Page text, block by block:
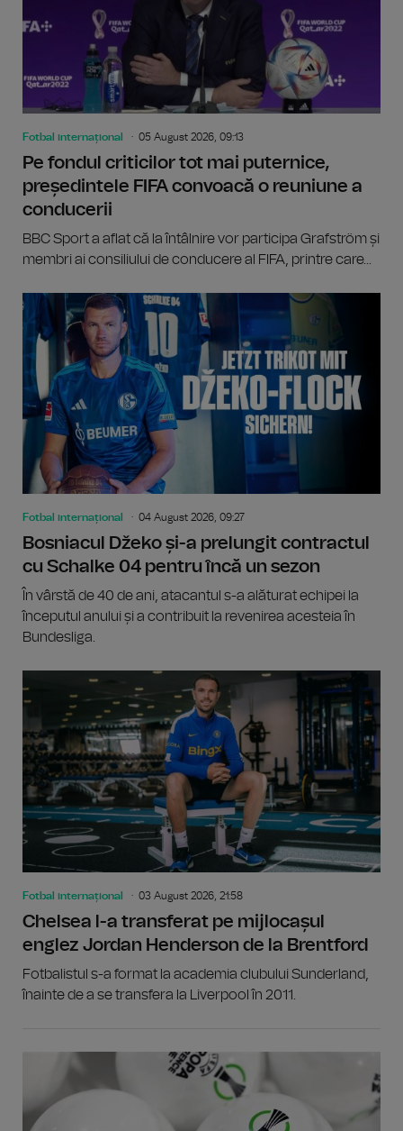
Fotbal internațional 05 August 2026, 09:13
Pe fondul criticilor tot mai puternice,
președintele FIFA convoacă o reuniune a
conducerii
BBC Sport a aflat că la întâlnire vor participa Grafström și
membri ai consiliului de conducere al FIFA, printre care...
Fotbal internațional 04 August 2026, 09:27
Bosniacul Džeko și-a prelungit contractul
cu Schalke 04 pentru încă un sezon
În vârstă de 40 de ani, atacantul s-a alăturat echipei la
începutul anului și a contribuit la revenirea acesteia în
Bundesliga.
Fotbal internațional 03 August 2026, 21:58
Chelsea l-a transferat pe mijlocașul
englez Jordan Henderson de la Brentford
Fotbalistul s-a format la academia clubului Sunderland,
înainte de a se transfera la Liverpool în 2011.